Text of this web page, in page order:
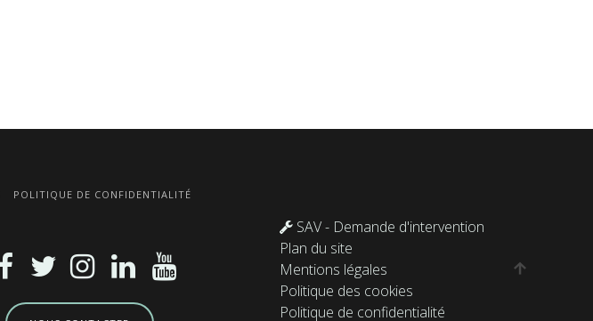
POLITIQUE DE CONFIDENTIALITÉ
SAV - Demande d'intervention
Plan du site
Mentions légales
Politique des cookies
Politique de confidentialité